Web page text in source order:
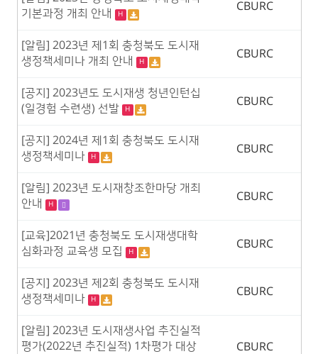
기본과정 개최 안내
H
CBURC
[알림] 2023년 제1회 충청북도 도시재
생정책세미나 개최 안내
H
CBURC
[공지] 2023년도 도시재생 청년인턴십
(일경험 수련생) 선발
H
CBURC
[공지] 2024년 제1회 충청북도 도시재
생정책세미나
H
CBURC
[알림] 2023년 도시재창조한마당 개최
안내
H
CBURC
[교육]2021년 충청북도 도시재생대학
심화과정 교육생 모집
H
CBURC
[공지] 2023년 제2회 충청북도 도시재
생정책세미나
H
CBURC
[알림] 2023년 도시재생사업 추진실적
평가(2022년 추진실적) 1차평가 대상
CBURC